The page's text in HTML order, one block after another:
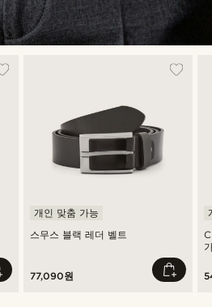
스무스 블랙 레더 벨트
개인 맞춤 가능
77,090원